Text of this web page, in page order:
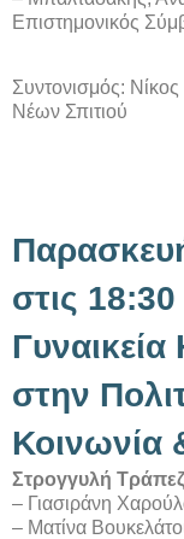
Επιστημονικός
Συντονισμός:
Νέων Σπιτιού
στις 18:30
στην
Κοινωνία
Στρογγυλή
– Γιασιράνη
– Ματίνα